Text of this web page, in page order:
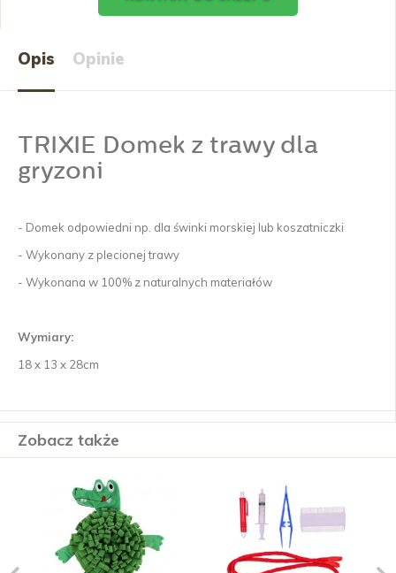
Opis Opinie
TRIXIE Domek z trawy dla
gryzoni
- Domek odpowiedni np. dla świnki morskiej lub koszatniczki
- Wykonany z plecionej trawy
- Wykonana w 100% z naturalnych materiałów
Wymiary:
18 x 13 x 28cm
Zobacz także